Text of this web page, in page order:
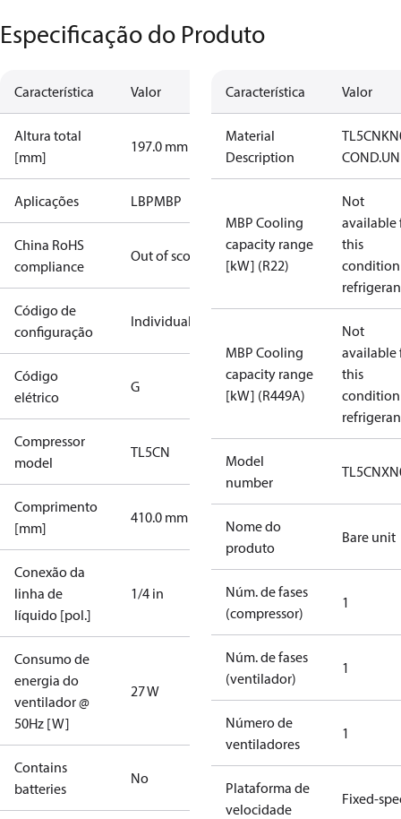
Especificação do Produto
Característica Valor
Altura total
[mm]
197.0 mm
Aplicações LBPMBP
China RoHS
compliance
Out of scope
Código de
configuração
Individual
Código
elétrico
G
Compressor
model
TL5CN
Comprimento
[mm]
410.0 mm
Conexão da
linha de
líquido [pol.]
1/4 in
Consumo de
energia do
ventilador @
50Hz [W]
27 W
Contains
batteries
No
Característica Valor
Material
Description
MBP Cooling
capacity range
[kW] (R22)
Not
available
this
MBP Cooling
capacity range
[kW] (R449A)
Not
available
this
Model
number
Nome do
produto
Bare unit
Núm. de fases
(compressor)
1
Núm. de fases
(ventilador)
1
Número de
ventiladores
1
Plataforma de
velocidade
Fixed-